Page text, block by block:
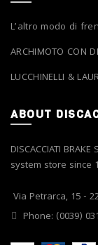
L’altro modo di
ARCHIMOTO CON
LUCCHINELLI &
ABOUT
DISCACCIATI
system store since
Via Petrarca, 15 -
Phone: (0039)